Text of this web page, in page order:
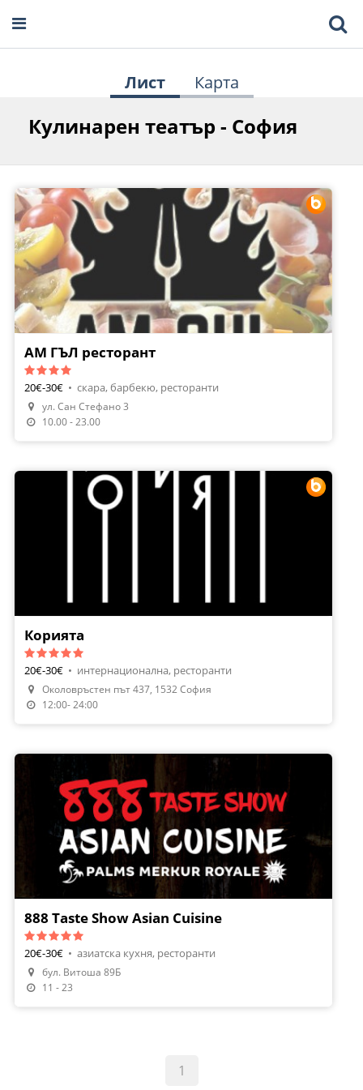
Лист Карта
Кулинарен театър - София
Направи Резервация
АМ ГЪЛ ресторант
20€-30€ • скара, барбекю, ресторанти
ул. Сан Стефано 3
10.00 - 23.00
Направи Резервация
Корията
20€-30€ • интернационална, ресторанти
Околовръстен път 437, 1532 София
12:00- 24:00
888 Taste Show Asian Cuisine
20€-30€ • азиатска кухня, ресторанти
бул. Витоша 89Б
11 - 23
1